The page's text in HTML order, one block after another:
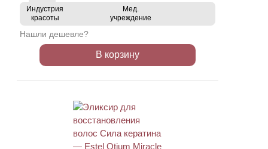
Индустрия
красоты
Мед.
учреждение
Нашли дешевле?
В корзину